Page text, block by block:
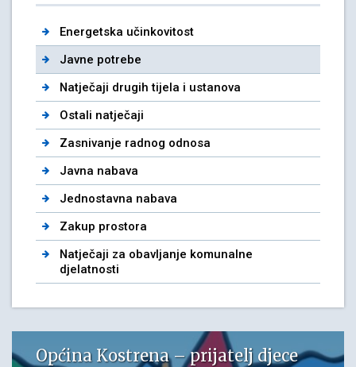
Energetska učinkovitost
Javne potrebe
Natječaji drugih tijela i ustanova
Ostali natječaji
Zasnivanje radnog odnosa
Javna nabava
Jednostavna nabava
Zakup prostora
Natječaji za obavljanje komunalne
djelatnosti
Općina Kostrena – prijatelj djece